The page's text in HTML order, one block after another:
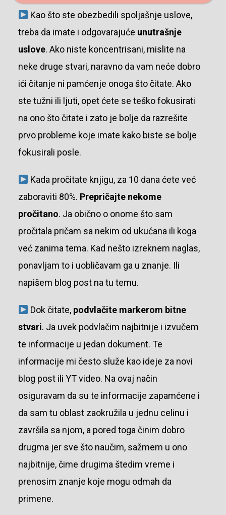
Kao što ste obezbedili spoljašnje uslove,
treba da imate i odgovarajuće unutrašnje
uslove. Ako niste koncentrisani, mislite na
neke druge stvari, naravno da vam neće dobro
ići čitanje ni pamćenje onoga što čitate. Ako
ste tužni ili ljuti, opet ćete se teško fokusirati
na ono što čitate i zato je bolje da razrešite
prvo probleme koje imate kako biste se bolje
fokusirali posle.
Kada pročitate knjigu, za 10 dana ćete već
zaboraviti 80%. Prepričajte nekome
pročitano. Ja obično o onome što sam
pročitala pričam sa nekim od ukućana ili koga
već zanima tema. Kad nešto izreknem naglas,
ponavljam to i uobličavam ga u znanje. Ili
napišem blog post na tu temu.
Dok čitate, podvlačite markerom bitne
stvari. Ja uvek podvlačim najbitnije i izvučem
te informacije u jedan dokument. Te
informacije mi često služe kao ideje za novi
blog post ili YT video. Na ovaj način
osiguravam da su te informacije zapamćene i
da sam tu oblast zaokružila u jednu celinu i
završila sa njom, a pored toga činim dobro
drugma jer sve što naučim, sažmem u ono
najbitnije, čime drugima štedim vreme i
prenosim znanje koje mogu odmah da
primene.